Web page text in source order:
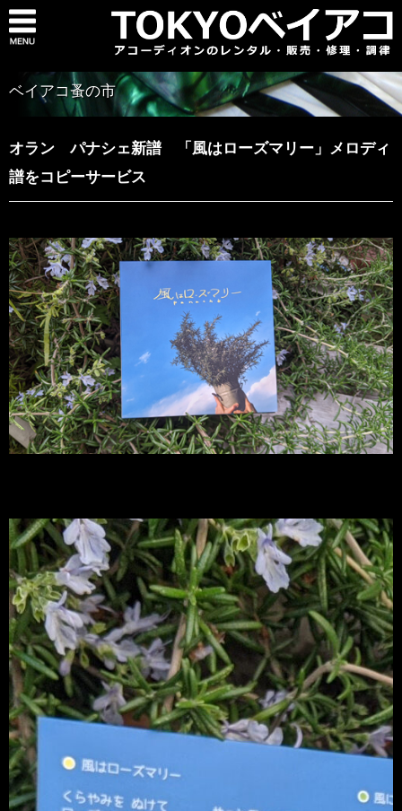
ベイアコ蚤の市
オラン パナシェ新譜 「風はローズマリー」メロディ
譜をコピーサービス